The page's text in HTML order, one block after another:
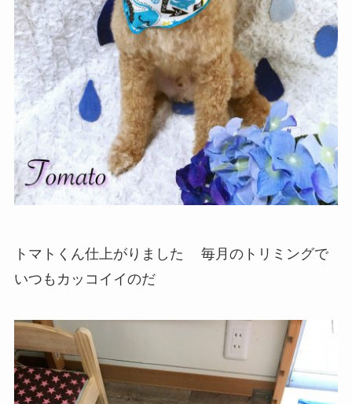
トマトくん仕上がりました
毎月のトリミングで
いつもカッコイイのだ